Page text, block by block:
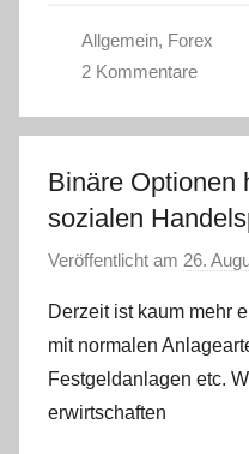
Allgemein, Forex
2 Kommentare
Binäre Optionen
sozialen
Veröffentlicht am 26.
Derzeit ist kaum mehr
mit normalen
Festgeldanlagen etc.
erwirtschaften